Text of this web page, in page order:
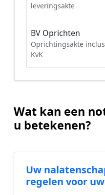
leveringsakte
BV Oprichten
Oprichtingsakte
KvK
Wat kan een
u betekenen?
Uw
regelen voor